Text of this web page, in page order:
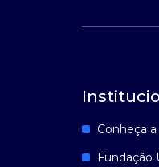
Conheça
Fundação